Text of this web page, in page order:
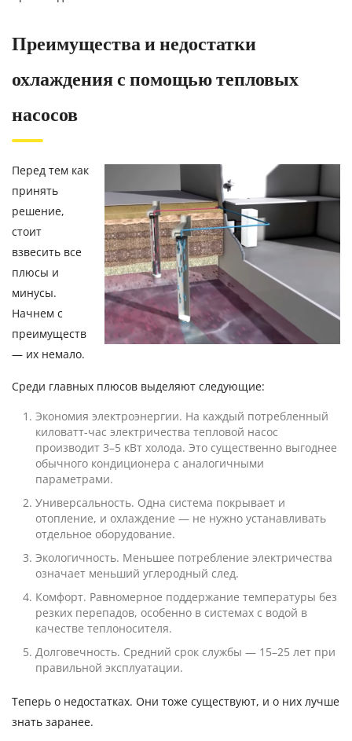
Преимущества и недостатки
охлаждения с помощью тепловых
насосов
Перед тем как
принять
решение,
стоит
взвесить все
плюсы и
минусы.
Начнем с
преимуществ
— их немало.
Среди главных плюсов выделяют следующие:
Экономия электроэнергии. На каждый потребленный
киловатт-час электричества тепловой насос
производит 3–5 кВт холода. Это существенно выгоднее
обычного кондиционера с аналогичными
параметрами.
Универсальность. Одна система покрывает и
отопление, и охлаждение — не нужно устанавливать
отдельное оборудование.
Экологичность. Меньшее потребление электричества
означает меньший углеродный след.
Комфорт. Равномерное поддержание температуры без
резких перепадов, особенно в системах с водой в
качестве теплоносителя.
Долговечность. Средний срок службы — 15–25 лет при
правильной эксплуатации.
Теперь о недостатках. Они тоже существуют, и о них лучше
знать заранее.